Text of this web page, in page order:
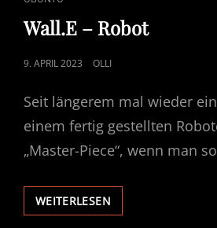
Wall.E – Robot
POSTED
9. APRIL 2023 OLLI
Seit längerem mal wieder
einem fertig gestellten
„Master-Piece“, wenn man
WEITERLESENWALL.E
–